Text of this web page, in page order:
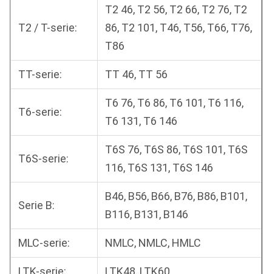
T2 / T-serie:
T2 46, T2 56, T2 66, T2 76, T2
86, T2 101, T46, T56, T66, T76,
T86
TT-serie: TT 46, TT 56
T6-serie:
T6 76, T6 86, T6 101, T6 116,
T6 131, T6 146
T6S-serie:
T6S 76, T6S 86, T6S 101, T6S
116, T6S 131, T6S 146
Serie B:
B46, B56, B66, B76, B86, B101,
B116, B131, B146
MLC-serie: NMLC, NMLC, HMLC
LTK-serie: LTK48, LTK60